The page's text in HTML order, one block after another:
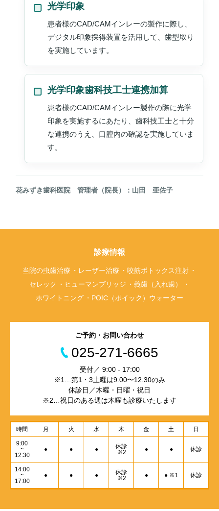
光学印象
患者様のCAD/CAMインレーの製作に際し、
デジタル印象採得装置を活用して、歯型取り
を実施しています。
光学印象歯科技工士連携加算
患者様のCAD/CAMインレー製作の際に光学
印象を実施するにあたり、歯科技工士と十分
な連携のうえ、口腔内の確認を実施していま
す。
花みずき歯科医院 管理者（院長）：山田 亜佐子
診療情報
当院の虫歯治療 レーザー治療
咬筋ボトックス注射
セレック
ヒューマンブリッジ
義歯（入れ歯）
ホワイトニング
POIC（ポイック）ウォーター
ご予約・お問い合わせ
025-271-6665
受付／ 9:00 - 17:00
※1…第1・3土曜は9:00〜12:30のみ
休診日／木曜・日曜・祝日
※2…祝日のある週は木曜も診療いたします
時間 月 火 水 木 金 土 日
9:00
~
12:30
● ● ●
休診
※2
● ● 休診
14:00
~
17:00
● ● ●
休診
※2
● ● ※1 休診